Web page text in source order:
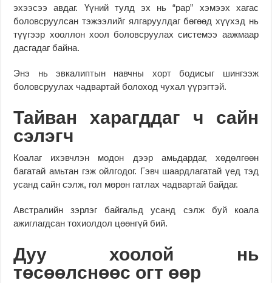
эхээсээ авдаг. Үүний тулд эх нь “pap” хэмээх хагас
боловсруулсан тэжээлийг ялгаруулдаг бөгөөд хүүхэд нь
түүгээр хооллон хоол боловсруулах системээ аажмаар
дасгадаг байна.
Энэ нь эвкалиптын навчны хорт бодисыг шингээж
боловсруулах чадвартай болоход чухал үүрэгтэй.
Тайван харагддаг ч сайн
сэлэгч
Коалаг ихэвчлэн модон дээр амьдардаг, хөдөлгөөн
багатай амьтан гэж ойлгодог. Гэвч шаардлагатай үед тэд
усанд сайн сэлж, гол мөрөн гатлах чадвартай байдаг.
Австралийн зэрлэг байгальд усанд сэлж буй коала
ажиглагдсан тохиолдол цөөнгүй бий.
Дуу хоолой нь
төсөөлснөөс огт өөр